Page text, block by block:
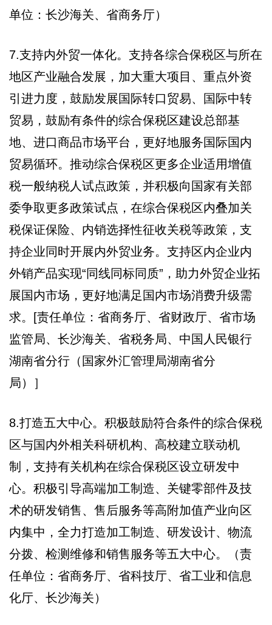
单位：长沙海关、省商务厅）
7.支持内外贸一体化。支持各综合保税区与所在
地区产业融合发展，加大重大项目、重点外资
引进力度，鼓励发展国际转口贸易、国际中转
贸易，鼓励有条件的综合保税区建设总部基
地、进口商品市场平台，更好地服务国际国内
贸易循环。推动综合保税区更多企业适用增值
税一般纳税人试点政策，并积极向国家有关部
委争取更多政策试点，在综合保税区内叠加关
税保证保险、内销选择性征收关税等政策，支
持企业同时开展内外贸业务。支持区内企业内
外销产品实现“同线同标同质”，助力外贸企业拓
展国内市场，更好地满足国内市场消费升级需
求。[责任单位：省商务厅、省财政厅、省市场
监管局、长沙海关、省税务局、中国人民银行
湖南省分行（国家外汇管理局湖南省分
局）］
8.打造五大中心。积极鼓励符合条件的综合保税
区与国内外相关科研机构、高校建立联动机
制，支持有关机构在综合保税区设立研发中
心。积极引导高端加工制造、关键零部件及技
术的研发销售、售后服务等高附加值产业向区
内集中，全力打造加工制造、研发设计、物流
分拨、检测维修和销售服务等五大中心。（责
任单位：省商务厅、省科技厅、省工业和信息
化厅、长沙海关）